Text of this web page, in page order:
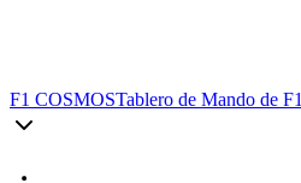
F1 COSMOSTablero de Mando de F1